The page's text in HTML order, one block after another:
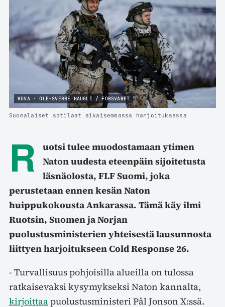
KUVA · OLE-SVERRE HAUGLI / FORSVARET
Suomalaiset sotilaat aikaisemmassa harjoituksessa
R
uotsi tulee muodostamaan ytimen
Naton uudesta eteenpäin sijoitetusta
läsnäolosta, FLF Suomi, joka
perustetaan ennen kesän Naton
huippukokousta Ankarassa. Tämä käy ilmi
Ruotsin, Suomen ja Norjan
puolustusministerien yhteisestä lausunnosta
liittyen harjoitukseen Cold Response 26.
- Turvallisuus pohjoisilla alueilla on tulossa
ratkaisevaksi kysymykseksi Naton kannalta,
kirjoittaapuolustusministeri Pål Jonson X:ssä.